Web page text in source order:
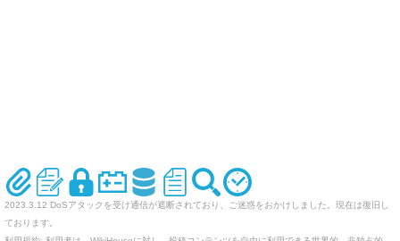
2023.3.12 DoSアタックを受け通信が遮断されており、ご迷惑をおかけしました。現在は復旧し
ております。